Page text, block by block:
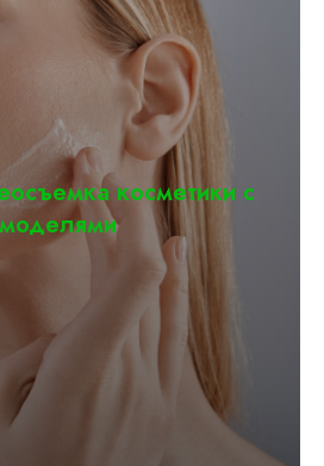
косметики с
моделями